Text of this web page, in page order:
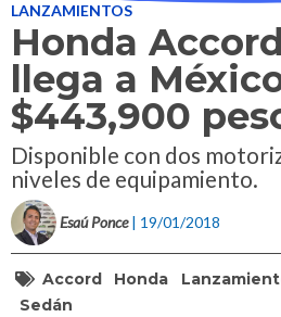
LANZAMIENTOS
Honda
llega a
$443,900
Disponible con dos
niveles de equipamiento.
Esaú Ponce | 19/01/2018
Accord Honda
Sedán